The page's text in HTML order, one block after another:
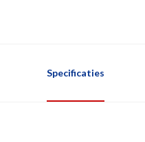
Specificaties